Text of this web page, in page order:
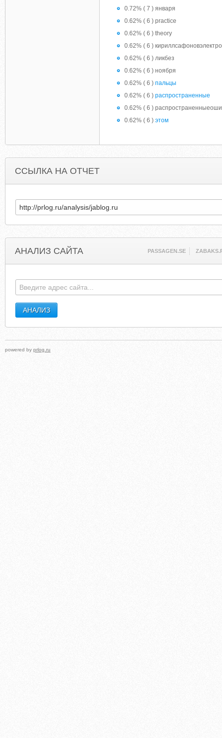
0.72% ( 7 ) января
0.62% ( 6 ) practice
0.62% ( 6 ) theory
0.62% ( 6 )
0.62% ( 6 ) ликбез
0.62% ( 6 ) ноября
0.62% ( 6 ) пальцы
0.62% ( 6 ) распространенные
0.62% ( 6 )
0.62% ( 6 ) этом
ССЫЛКА НА ОТЧЕТ
АНАЛИЗ САЙТА PASSAGEN.SE
powered by prlog.ru